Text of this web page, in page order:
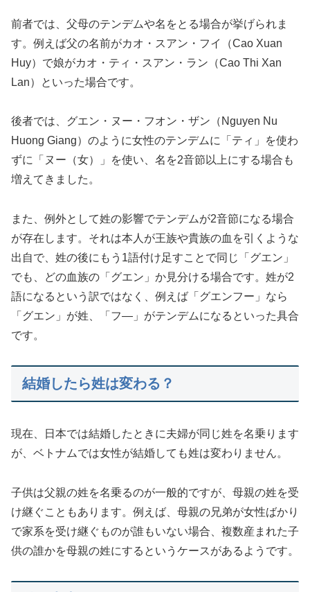
前者では、父母のテンデムや名をとる場合が挙げられま
す。例えば父の名前がカオ・スアン・フイ（Cao Xuan
Huy）で娘がカオ・ティ・スアン・ラン（Cao Thi Xan
Lan）といった場合です。
後者では、グエン・ヌー・フオン・ザン（Nguyen Nu
Huong Giang）のように女性のテンデムに「ティ」を使わ
ずに「ヌー（女）」を使い、名を2音節以上にする場合も
増えてきました。
また、例外として姓の影響でテンデムが2音節になる場合
が存在します。それは本人が王族や貴族の血を引くような
出自で、姓の後にもう1語付け足すことで同じ「グエン」
でも、どの血族の「グエン」か見分ける場合です。姓が2
語になるという訳ではなく、例えば「グエンフー」なら
「グエン」が姓、「フ―」がテンデムになるといった具合
です。
結婚したら姓は変わる？
現在、日本では結婚したときに夫婦が同じ姓を名乗ります
が、ベトナムでは女性が結婚しても姓は変わりません。
子供は父親の姓を名乗るのが一般的ですが、母親の姓を受
け継ぐこともあります。例えば、母親の兄弟が女性ばかり
で家系を受け継ぐものが誰もいない場合、複数産まれた子
供の誰かを母親の姓にするというケースがあるようです。